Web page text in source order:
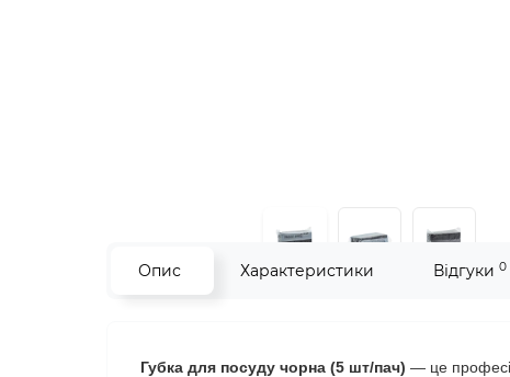
Опис Характеристики Відгуки 0
Губка для посуду чорна (5 шт/пач) — це